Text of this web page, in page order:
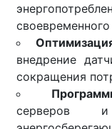
внедрение
сокращения
серверов